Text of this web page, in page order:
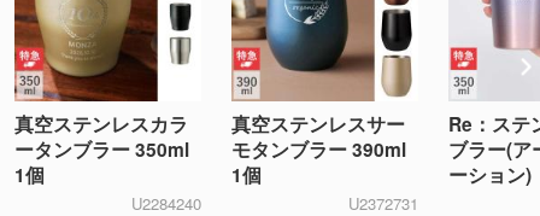
真空ステンレスカラ
ータンブラー 350ml
1個
U2284240
真空ステンレスサー
モタンブラー 390ml
1個
U2372731
Re：ステ
ブラー(ア
ーション)